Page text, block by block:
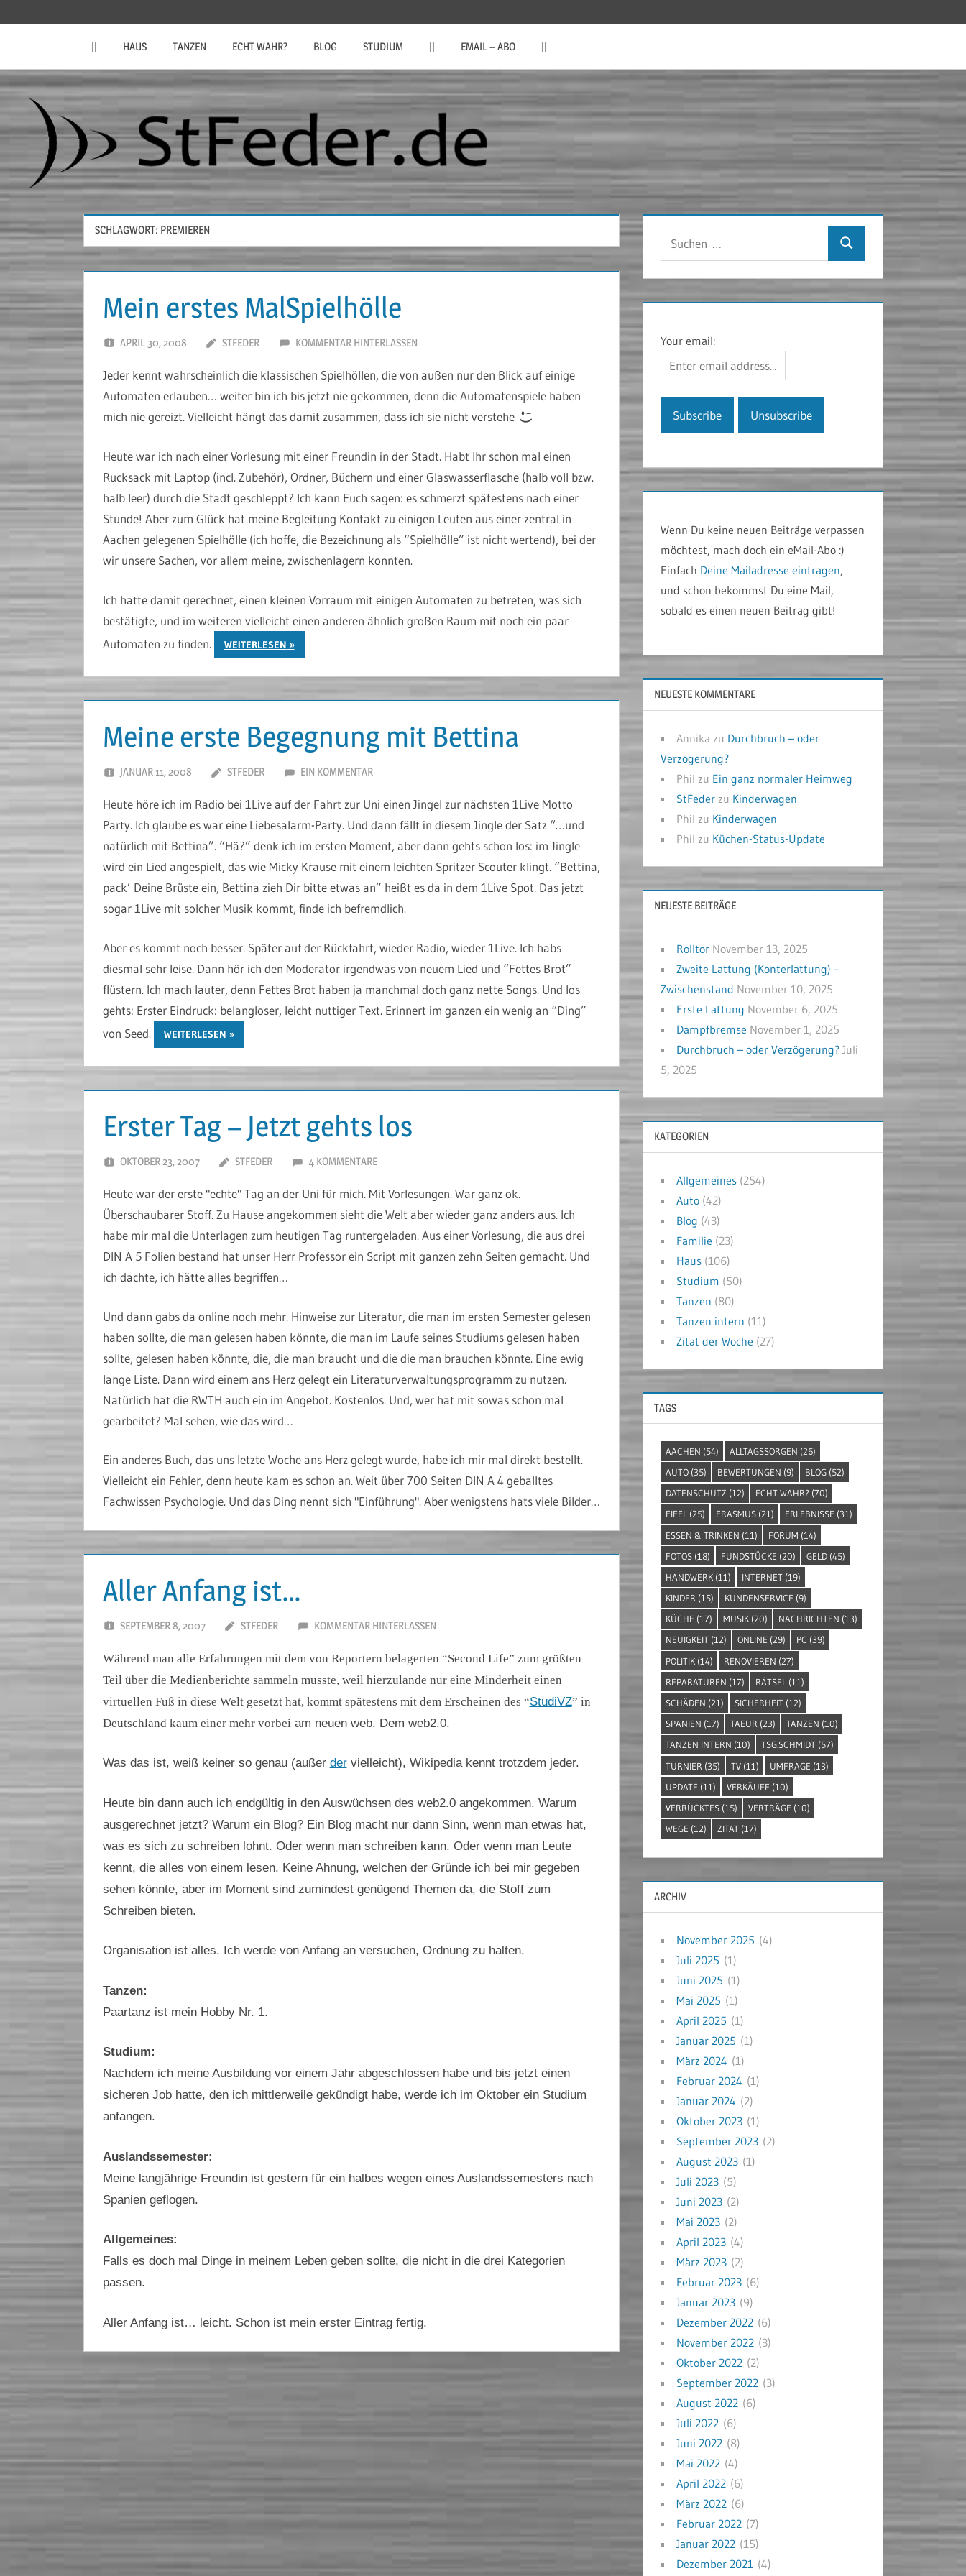
StFeder.de
|| HAUS TANZEN ECHT WAHR? BLOG STUDIUM || EMAIL – ABO ||
SCHLAGWORT: PREMIEREN
Mein erstes MalSpielhölle
APRIL 30, 2008 STFEDER KOMMENTAR HINTERLASSEN
Jeder kennt wahrscheinlich die klassischen Spielhöllen, die von außen nur den Blick auf einige
Automaten erlauben… weiter bin ich bis jetzt nie gekommen, denn die Automatenspiele haben
mich nie gereizt. Vielleicht hängt das damit zusammen, dass ich sie nicht verstehe
Heute war ich nach einer Vorlesung mit einer Freundin in der Stadt. Habt Ihr schon mal einen
Rucksack mit Laptop (incl. Zubehör), Ordner, Büchern und einer Glaswasserflasche (halb voll bzw.
halb leer) durch die Stadt geschleppt? Ich kann Euch sagen: es schmerzt spätestens nach einer
Stunde! Aber zum Glück hat meine Begleitung Kontakt zu einigen Leuten aus einer zentral in
Aachen gelegenen Spielhölle (ich hoffe, die Bezeichnung als “Spielhölle” ist nicht wertend), bei der
wir unsere Sachen, vor allem meine, zwischenlagern konnten.
Ich hatte damit gerechnet, einen kleinen Vorraum mit einigen Automaten zu betreten, was sich
bestätigte, und im weiteren vielleicht einen anderen ähnlich großen Raum mit noch ein paar
Automaten zu finden.
WEITERLESEN
Meine erste Begegnung mit Bettina
JANUAR 11, 2008 STFEDER EIN KOMMENTAR
Heute höre ich im Radio bei 1Live auf der Fahrt zur Uni einen Jingel zur nächsten 1Live Motto
Party. Ich glaube es war eine Liebesalarm-Party. Und dann fällt in diesem Jingle der Satz “…und
natürlich mit Bettina”. “Hä?” denk ich im ersten Moment, aber dann gehts schon los: im Jingle
wird ein Lied angespielt, das wie Micky Krause mit einem leichten Spritzer Scouter klingt. “Bettina,
pack’ Deine Brüste ein, Bettina zieh Dir bitte etwas an” heißt es da in dem 1Live Spot. Das jetzt
sogar 1Live mit solcher Musik kommt, finde ich befremdlich.
Aber es kommt noch besser. Später auf der Rückfahrt, wieder Radio, wieder 1Live. Ich habs
diesmal sehr leise. Dann hör ich den Moderator irgendwas von neuem Lied und “Fettes Brot”
flüstern. Ich mach lauter, denn Fettes Brot haben ja manchmal doch ganz nette Songs. Und los
gehts: Erster Eindruck: belangloser, leicht nuttiger Text. Erinnert im ganzen ein wenig an “Ding”
von Seed.
WEITERLESEN
Erster Tag – Jetzt gehts los
OKTOBER 23, 2007 STFEDER 4 KOMMENTARE
Heute war der erste "echte" Tag an der Uni für mich. Mit Vorlesungen. War ganz ok.
Überschaubarer Stoff. Zu Hause angekommen sieht die Welt aber wieder ganz anders aus. Ich
habe mir mal die Unterlagen zum heutigen Tag runtergeladen. Aus einer Vorlesung, die aus drei
DIN A 5 Folien bestand hat unser Herr Professor ein Script mit ganzen zehn Seiten gemacht. Und
ich dachte, ich hätte alles begriffen…
Und dann gabs da online noch mehr. Hinweise zur Literatur, die man im ersten Semester gelesen
haben sollte, die man gelesen haben könnte, die man im Laufe seines Studiums gelesen haben
sollte, gelesen haben könnte, die, die man braucht und die die man brauchen könnte. Eine ewig
lange Liste. Dann wird einem ans Herz gelegt ein Literaturverwaltungsprogramm zu nutzen.
Natürlich hat die RWTH auch ein im Angebot. Kostenlos. Und, wer hat mit sowas schon mal
gearbeitet? Mal sehen, wie das wird…
Ein anderes Buch, das uns letzte Woche ans Herz gelegt wurde, habe ich mir mal direkt bestellt.
Vielleicht ein Fehler, denn heute kam es schon an. Weit über 700 Seiten DIN A 4 geballtes
Fachwissen Psychologie. Und das Ding nennt sich "Einführung". Aber wenigstens hats viele Bilder…
Aller Anfang ist…
SEPTEMBER 8, 2007 STFEDER KOMMENTAR HINTERLASSEN
Während man alle Erfahrungen mit dem von Reportern belagerten “Second Life” zum größten
Teil über die Medienberichte sammeln musste, weil hierzulande nur eine Minderheit einen
virtuellen Fuß in diese Welt gesetzt hat, kommt spätestens mit dem Erscheinen des “StudiVZ” in
Deutschland kaum einer mehr vorbei am neuen web. Dem web2.0.
Was das ist, weiß keiner so genau (außer dervielleicht), Wikipedia kennt trotzdem jeder.
Heute bin dann auch ich endgültig in den Auswüchsen des web2.0 angekommen. Warum
ausgerechnet jetzt? Warum ein Blog? Ein Blog macht nur dann Sinn, wenn man etwas hat,
was es sich zu schreiben lohnt. Oder wenn man schreiben kann. Oder wenn man Leute
kennt, die alles von einem lesen. Keine Ahnung, welchen der Gründe ich bei mir gegeben
sehen könnte, aber im Moment sind zumindest genügend Themen da, die Stoff zum
Schreiben bieten.
Organisation ist alles. Ich werde von Anfang an versuchen, Ordnung zu halten.
Tanzen:
Paartanz ist mein Hobby Nr. 1.
Studium:
Nachdem ich meine Ausbildung vor einem Jahr abgeschlossen habe und bis jetzt einen
sicheren Job hatte, den ich mittlerweile gekündigt habe, werde ich im Oktober ein Studium
anfangen.
Auslandssemester:
Meine langjährige Freundin ist gestern für ein halbes wegen eines Auslandssemesters nach
Spanien geflogen.
Allgemeines:
Falls es doch mal Dinge in meinem Leben geben sollte, die nicht in die drei Kategorien
passen.
Aller Anfang ist… leicht. Schon ist mein erster Eintrag fertig.
Suchen
Your email:
Wenn Du keine neuen Beiträge verpassen
möchtest, mach doch ein eMail-Abo :)
Einfach Deine Mailadresse eintragen,
und schon bekommst Du eine Mail,
sobald es einen neuen Beitrag gibt!
NEUESTE KOMMENTARE
Annika zu Durchbruch – oder
Verzögerung?
Phil zu Ein ganz normaler Heimweg
StFeder zu Kinderwagen
Phil zu Kinderwagen
Phil zu Küchen-Status-Update
NEUESTE BEITRÄGE
Rolltor November 13, 2025
Zweite Lattung (Konterlattung) –
Zwischenstand November 10, 2025
Erste Lattung November 6, 2025
Dampfbremse November 1, 2025
Durchbruch – oder Verzögerung? Juli
5, 2025
KATEGORIEN
Allgemeines (254)
Auto (42)
Blog (43)
Familie (23)
Haus (106)
Studium (50)
Tanzen (80)
Tanzen intern (11)
Zitat der Woche (27)
TAGS
AACHEN (54) ALLTAGSSORGEN (26)
AUTO(35) BEWERTUNGEN (9) BLOG(52)
DATENSCHUTZ (12) ECHT WAHR? (70)
EIFEL(25) ERASMUS(21) ERLEBNISSE (31)
ESSEN & TRINKEN (11) FORUM (14)
FOTOS(18) FUNDSTÜCKE (20) GELD(45)
HANDWERK(11) INTERNET(19)
KINDER (15) KUNDENSERVICE (9)
KÜCHE (17) MUSIK(20) NACHRICHTEN (13)
NEUIGKEIT(12) ONLINE (29) PC (39)
POLITIK(14) RENOVIEREN (27)
REPARATUREN (17) RÄTSEL (11)
SCHÄDEN (21) SICHERHEIT(12)
SPANIEN (17) TAEUR(23) TANZEN (10)
TANZEN INTERN (10) TSG.SCHMIDT(57)
TURNIER (35) TV(11) UMFRAGE (13)
UPDATE (11) VERKÄUFE (10)
VERRÜCKTES(15) VERTRÄGE (10)
WEGE (12) ZITAT(17)
ARCHIV
November 2025 (4)
Juli 2025 (1)
Juni 2025 (1)
Mai 2025 (1)
April 2025 (1)
Januar 2025 (1)
März 2024 (1)
Februar 2024 (1)
Januar 2024 (2)
Oktober 2023 (1)
September 2023 (2)
August 2023 (1)
Juli 2023 (5)
Juni 2023 (2)
Mai 2023 (2)
April 2023 (4)
März 2023 (2)
Februar 2023 (6)
Januar 2023 (9)
Dezember 2022 (6)
November 2022 (3)
Oktober 2022 (2)
September 2022 (3)
August 2022 (6)
Juli 2022 (6)
Juni 2022 (8)
Mai 2022 (4)
April 2022 (6)
März 2022 (6)
Februar 2022 (7)
Januar 2022 (15)
Dezember 2021 (4)